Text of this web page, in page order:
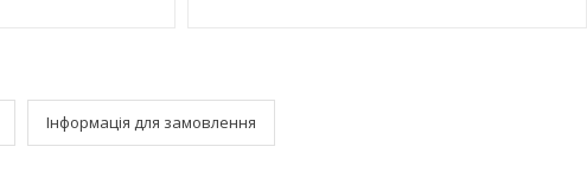
Інформація для замовлення